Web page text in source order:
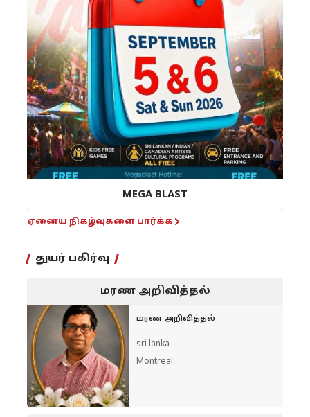
MEGA BLAST
ஏனைய நிகழ்வுகளை பார்க்க
துயர் பகிர்வு
மரண அறிவித்தல்
மரண அறிவித்தல்
sri lanka
Montreal